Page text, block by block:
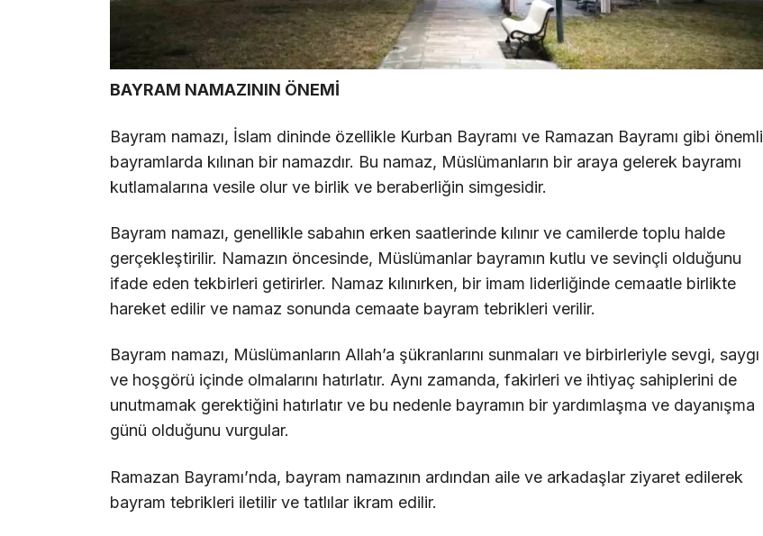
BAYRAM NAMAZININ ÖNEMİ
Bayram namazı, İslam dininde özellikle Kurban Bayramı ve Ramazan Bayramı gibi önemli
bayramlarda kılınan bir namazdır. Bu namaz, Müslümanların bir araya gelerek bayramı
kutlamalarına vesile olur ve birlik ve beraberliğin simgesidir.
Bayram namazı, genellikle sabahın erken saatlerinde kılınır ve camilerde toplu halde
gerçekleştirilir. Namazın öncesinde, Müslümanlar bayramın kutlu ve sevinçli olduğunu
ifade eden tekbirleri getirirler. Namaz kılınırken, bir imam liderliğinde cemaatle birlikte
hareket edilir ve namaz sonunda cemaate bayram tebrikleri verilir.
Bayram namazı, Müslümanların Allah’a şükranlarını sunmaları ve birbirleriyle sevgi, saygı
ve hoşgörü içinde olmalarını hatırlatır. Aynı zamanda, fakirleri ve ihtiyaç sahiplerini de
unutmamak gerektiğini hatırlatır ve bu nedenle bayramın bir yardımlaşma ve dayanışma
günü olduğunu vurgular.
Ramazan Bayramı’nda, bayram namazının ardından aile ve arkadaşlar ziyaret edilerek
bayram tebrikleri iletilir ve tatlılar ikram edilir.